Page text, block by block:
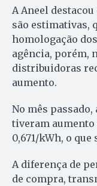
A Aneel
são estimativas,
homologação
agência, porém,
distribuidoras
aumento.
No mês passado,
tiveram aumento
0,671/kWh, o
A diferença de
de compra,